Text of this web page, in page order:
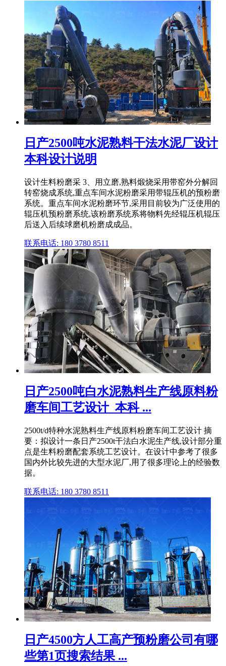
日产2500吨水泥熟料干法水泥厂设计
本科设计说明
设计生料粉磨采 3、用立磨,熟料煅烧采用带窑外分解回
转窑烧成系统,重点车间水泥粉磨采用带辊压机的预粉磨
系统。重点车间水泥粉磨环节,采用目前较为广泛使用的
辊压机预粉磨系统,该粉磨系统系将物料先经辊压机辊压
后送入后续球磨机粉磨成成品。
联系电话: 180 3780 8511
日产2500吨白水泥熟料生产线原料粉
磨车间工艺设计_本科 ...
2500t/d特种水泥熟料生产线原料粉磨车间工艺设计 摘
要：拟设计一条日产2500t干法白水泥生产线,设计部分重
点是生料粉磨配套系统工艺设计。在设计中参考了很多
国内外比较先进的大型水泥厂,用了很多理论上的经验数
据。
联系电话: 180 3780 8511
日产4500方人工高产预粉磨公司有哪
些第1页搜索结果 ...